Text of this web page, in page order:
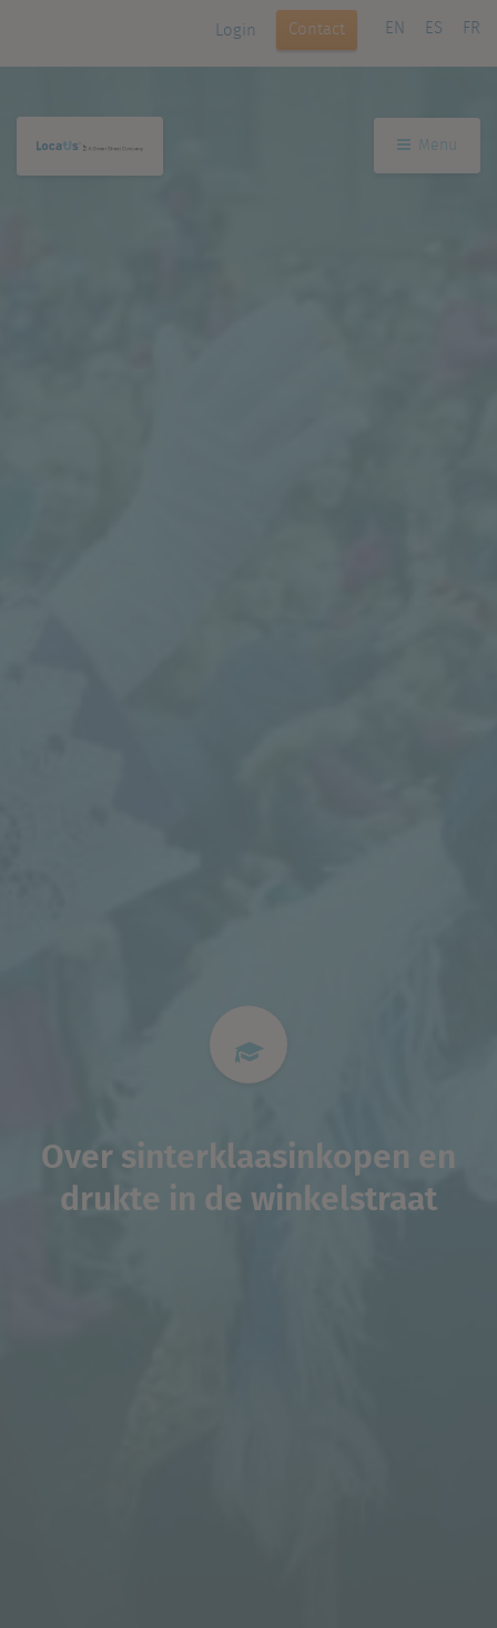
Login Contact EN ES FR
Menu
Over sinterklaasinkopen en
drukte in de winkelstraat